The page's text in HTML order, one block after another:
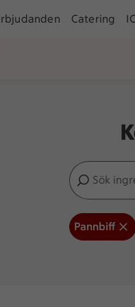
Catering
Sök
Inga förslag
Pannbiff